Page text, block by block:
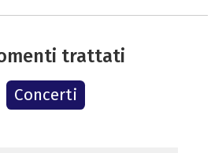
trattati
Concerti